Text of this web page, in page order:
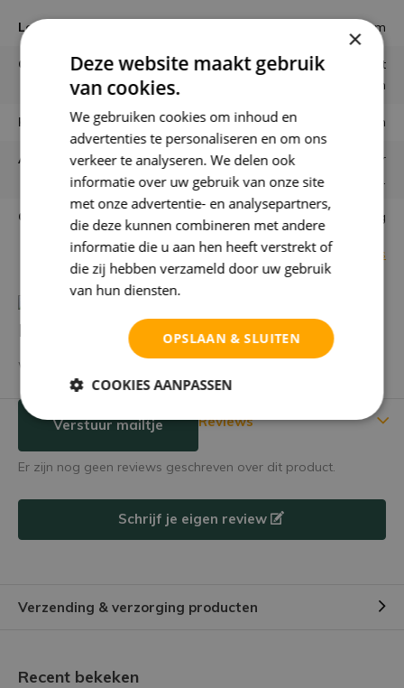
Lengte 70 cm
Gebruiken
Los in vaas of combineren met
andere bloemen
Houdbaarheid minimaal 6 maanden
Aantal stelen
ongeveer 25 / 30 stelen per
bos.
Garantie niet goed = geld terug
Bekijk alle specificaties
Heb je een vraag over dit product?
We helpen je graag met het vinden van het juiste product.
Verstuur mailtje Reviews
Er zijn nog geen reviews geschreven over dit product.
Schrijf je eigen review
Verzending & verzorging producten
Recent bekeken
×
Deze website maakt gebruik
van cookies.
We gebruiken cookies om inhoud en
advertenties te personaliseren en om ons
verkeer te analyseren. We delen ook
informatie over uw gebruik van onze site
met onze advertentie- en analysepartners,
die deze kunnen combineren met andere
informatie die u aan hen heeft verstrekt of
die zij hebben verzameld door uw gebruik
van hun diensten.
OPSLAAN & SLUITEN
COOKIES AANPASSEN